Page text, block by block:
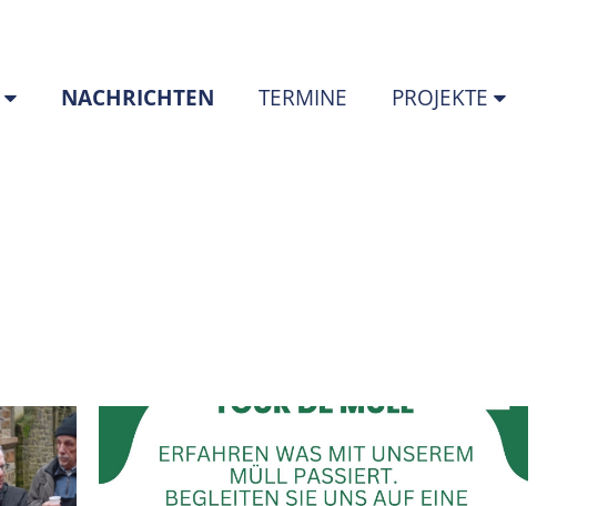
NACHRICHTEN (STANDORT)
TERMINE PROJEKTE